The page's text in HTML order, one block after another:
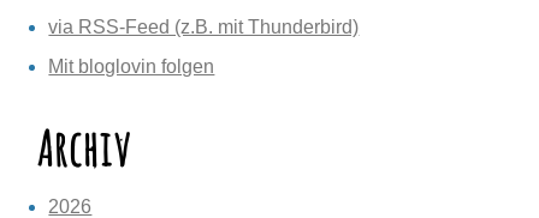
via RSS-Feed (z.B. mit Thunderbird)
Mit bloglovin folgen
Archiv
2026